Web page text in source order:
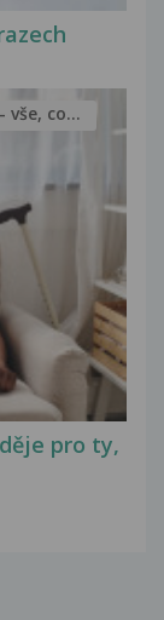
pro ty,
vše, co...